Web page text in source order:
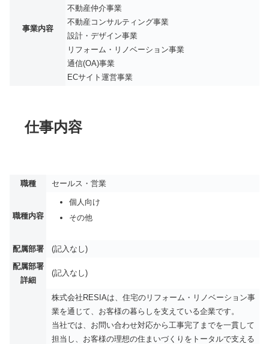
事業内容
不動産仲介事業
不動産コンサルティング事業
設計・デザイン事業
リフォーム・リノベーション事業
通信(OA)事業
ECサイト運営事業
仕事内容
職種 セールス・営業
職種内容
個人向け
その他
配属部署
(記入なし)
配属部署
詳細
(記入なし)
株式会社RESIAは、住宅のリフォーム・リノベーション事
業を通じて、お客様の暮らしを支えている企業です。
当社では、お問い合わせ対応から工事完了までを一貫して
担当し、お客様の理想の住まいづくりをトータルで支える